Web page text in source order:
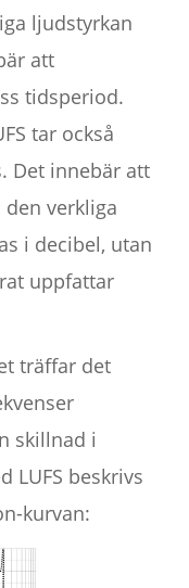
ljudstyrkan
att
tidsperiod.
tar också
Det innebär att
den verkliga
i decibel, utan
uppfattar
träffar det
skillnad i
LUFS beskrivs
kurvan: